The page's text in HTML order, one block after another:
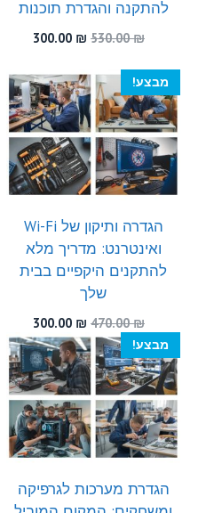
להתקנה והגדרת תוכנות
530.00₪
המחיר
היה:
530.00 ₪.
300.00 ₪
המחיר
הוא:
300.00 ₪.
מבצע!
הגדרה ותיקון של Wi-Fi
ואינטרנט: מדריך מלא
להתקנים היקפיים בבית
שלך
470.00₪
המחיר
המקורי
היה:
470.00 ₪.
300.00 ₪
המחיר
הנוכחי
הוא:
300.00 ₪.
מבצע!
הגדרת מערכות לגרפיקה